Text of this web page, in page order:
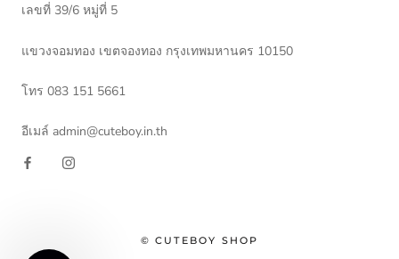
เลขที่ 39/6 หมู่ที่ 5
แขวงจอมทอง เขตจองทอง กรุงเทพมหานคร 10150
โทร 083 151 5661
อีเมล์ admin@cuteboy.in.th
© CUTEBOY SHOP